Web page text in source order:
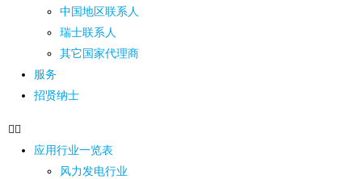
中国地区联系人
瑞士联系人
其它国家代理商
服务
招贤纳士
应用行业一览表
风力发电行业